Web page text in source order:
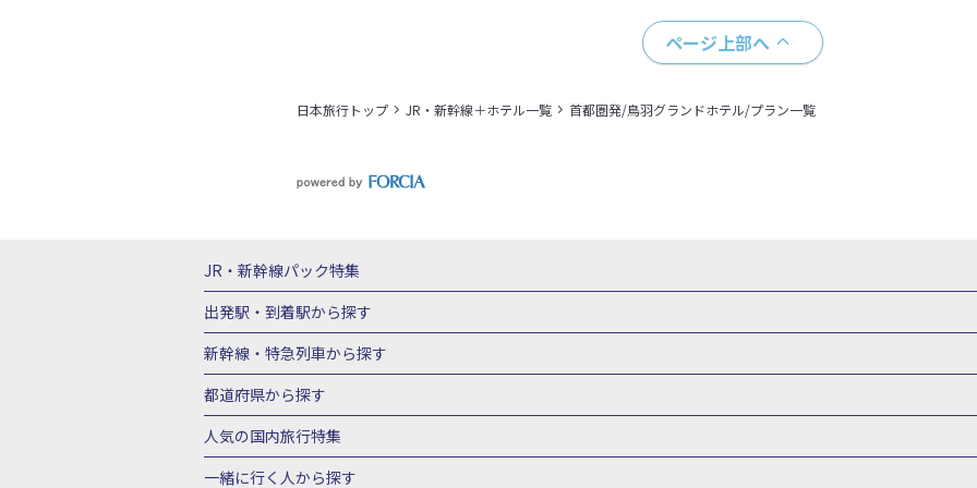
ページ上部へ
日本旅行トップ JR・新幹線＋ホテル一覧 首都圏発/鳥羽グランドホテル/プラン一覧
JR・新幹線パック特集
JR・新幹線＋ホテルパック
出発駅・到着駅から探す
秋田⇔東京 新幹線パック
富山⇔東京 新幹線パック
東京→青森 新幹線パック 東京→仙台 新幹線パック 東京 新幹線パック
東京→
東京→新潟 新幹線パック
東京⇔軽井沢 新幹線パック 東京→長野 新幹線パック
東京→名古屋 新幹線パッ
東京→京都 新幹線パック
東京→広島 新幹線パック
新幹線・特急列車から探す
北海道新幹線 旅行
上越新幹線 旅行
山陽新幹線 旅行 九州新幹線 旅行 西九州新幹線 旅行 特急サンダーバード 旅行
都道府県から探す
北海道旅行・ツアー
山形旅行・ツアー
福島旅行・ツアー 関東 東京旅行・ツアー 神奈川旅行・ツアー 埼玉旅行・ツアー
人気の国内旅行特集
東京ディズニーリゾート®への旅
一緒に行く人から探す